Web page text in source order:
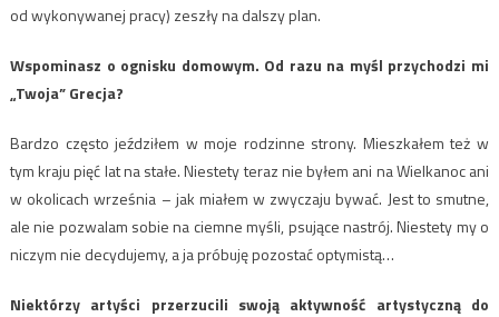
od wykonywanej pracy) zeszły na dalszy plan.
Wspominasz o ognisku domowym. Od razu na myśl przychodzi mi
„Twoja” Grecja?
Bardzo często jeździłem w moje rodzinne strony. Mieszkałem też w
tym kraju pięć lat na stałe. Niestety teraz nie byłem ani na Wielkanoc ani
w okolicach września – jak miałem w zwyczaju bywać. Jest to smutne,
ale nie pozwalam sobie na ciemne myśli, psujące nastrój. Niestety my o
niczym nie decydujemy, a ja próbuję pozostać optymistą…
Niektórzy artyści przerzucili swoją aktywność artystyczną do